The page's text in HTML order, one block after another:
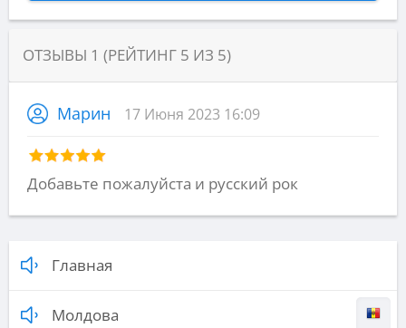
ОТЗЫВЫ 1 (РЕЙТИНГ 5 ИЗ 5)
Марин 17 Июня 2023 16:09
Добавьте пожалуйста и русский рок
Главная
Молдова